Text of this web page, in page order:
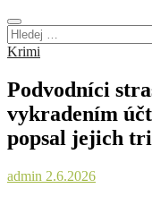
Hledej
…
Krimi
Podvodníci
vykradením
popsal jejich
admin 2.6.2026